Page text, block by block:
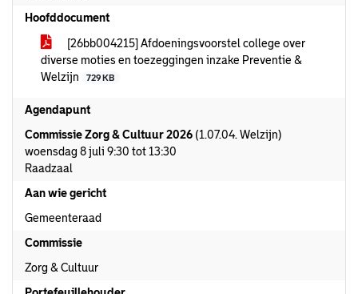
Hoofddocument
[26bb004215] Afdoeningsvoorstel college over
diverse moties en toezeggingen inzake Preventie &
Welzijn
729 KB
Agendapunt
Commissie Zorg & Cultuur 2026 (1.07.04. Welzijn)
woensdag 8 juli 9:30 tot 13:30
Raadzaal
Aan wie gericht
Gemeenteraad
Commissie
Zorg & Cultuur